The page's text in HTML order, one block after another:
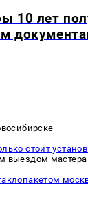
10 лет
стоит
выездом мастера